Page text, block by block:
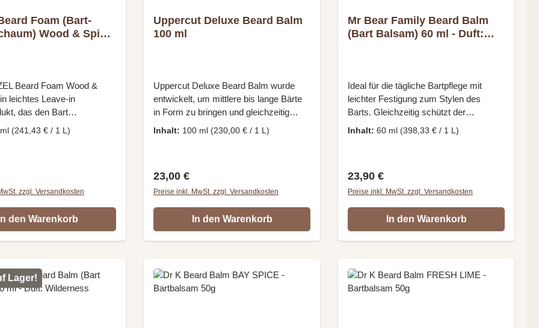
Foam (Bart-
Wood & Spice
Beard Foam Wood &
leichtes Leave-in
das den Bart
macht, Gerüche
und für ein gepflegtes
BarthaareSpendet
und macht den Bart
Frische
von Zitrone kombiniert mit
und einer
2–4 Pumpstöße in die
geben, im Bart verteilen
(241,43 € / 1 L)
Preis:
zzgl. Versandkosten
In den Warenkorb
Uppercut Deluxe Beard Balm
100 ml
Uppercut Deluxe Beard Balm wurde
entwickelt, um mittlere bis lange Bärte
in Form zu bringen und gleichzeitig
gepflegt aussehen zu lassen. Die
leichte Formel sorgt für Kontrolle,
gepflegten und kontrollierten BartVerleiht
Struktur und hilft widerspenstige
sanft und unterstützt ein geschmeidiges
BartgefühlGesunder Glanz ohne fettigen
EffektLeichte Textur für einfaches und
bis lange BärteWasserbasierte
FormelDuft: Dezente KokosnoteInhalt:
Inhalt: 100 ml (230,00 € / 1 L)
Regulärer Preis:
23,00 €
Preise inkl. MwSt. zzgl. Versandkosten
In den Warenkorb
Mr Bear Family Beard Balm
(Bart Balsam) 60 ml - Duft:
Ideal für die tägliche Bartpflege mit
leichter Festigung zum Stylen des
Barts. Gleichzeitig schützt der
Bartbalsam die Haut vor dem
Austrocknen und beugt Hautirritationen
Sheabutter, Lanolin, Bienenwachs,
Aprikosenkern-, Jojoba-, Argan-,
Zitrusfrüchte Inhalt: 60 ml
Allergiehinweis: Achtung, das Produkt
enthält Nussöl. Nicht bei einer
Inhaltsstoffe anwenden.
Inhalt: 60 ml (398,33 € / 1 L)
Regulärer Preis:
23,90 €
Preise inkl. MwSt. zzgl. Versandkosten
In den Warenkorb
Lager!